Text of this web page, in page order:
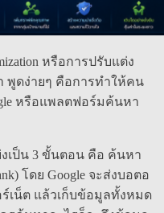
หรือการปรับแต่ง
พูดง่ายๆ คือการทำให้คน
หรือแพลตฟอร์มค้นหา
เป็น 3 ขั้นตอน คือ ค้นหา
โดย Google จะส่งบอตอ
เน็ต แล้วเก็บข้อมูลทั้งหมด